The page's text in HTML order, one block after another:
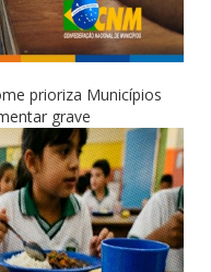
prioriza Municípios
grave